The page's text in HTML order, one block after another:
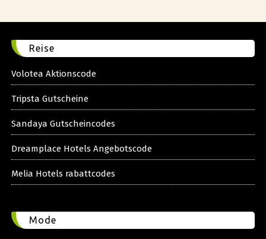
Reise
Volotea Aktionscode
Tripsta Gutscheine
Sandaya Gutscheincodes
Dreamplace Hotels Angebotscode
Melia Hotels rabattcodes
Mode